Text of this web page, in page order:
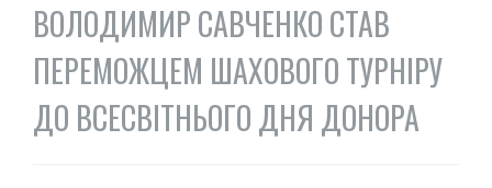
70-ТІ РОКИ
90-ТІ РОКИ
ІСТОРІЯ ОДНІЄЇ ФОТОГРАФІЇ
ІСТОРІЯ ТРАНСПОРТУ
ВОЛОДИМИР САВЧЕНКО СТАВ
ПЕРЕМОЖЦЕМ ШАХОВОГО ТУРНІРУ
ДО ВСЕСВІТНЬОГО ДНЯ ДОНОРА